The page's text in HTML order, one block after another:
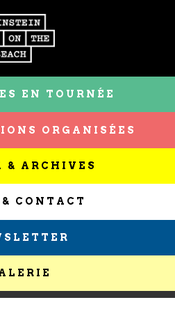
EN TOURNÉE
ORGANISÉES
& ARCHIVES
CONTACT